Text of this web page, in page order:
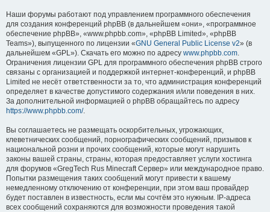
Наши форумы работают под управлением программного обеспечения
для создания конференций phpBB (в дальнейшем «они», «программное
обеспечение phpBB», «www.phpbb.com», «phpBB Limited», «phpBB
Teams»), выпущенного по лицензии «GNU General Public License v2» (в
дальнейшем «GPL»). Скачать его можно по адресу www.phpbb.com.
Ограничения лицензии GPL для программного обеспечения phpBB строго
связаны с организацией и поддержкой интернет-конференций, и phpBB
Limited не несёт ответственности за то, что администрация конференций
определяет в качестве допустимого содержания и/или поведения в них.
За дополнительной информацией о phpBB обращайтесь по адресу
https://www.phpbb.com/.
Вы соглашаетесь не размещать оскорбительных, угрожающих,
клеветнических сообщений, порнографических сообщений, призывов к
национальной розни и прочих сообщений, которые могут нарушить
законы вашей страны, страны, которая предоставляет услуги хостинга
для форумов «GregTech Rus Minecraft Сервер» или международное право.
Попытки размещения таких сообщений могут привести к вашему
немедленному отключению от конференции, при этом ваш провайдер
будет поставлен в известность, если мы сочтём это нужным. IP-адреса
всех сообщений сохраняются для возможности проведения такой